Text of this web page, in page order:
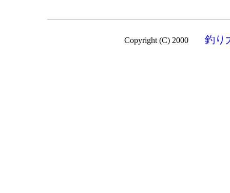
Copyright (C) 2000 釣り